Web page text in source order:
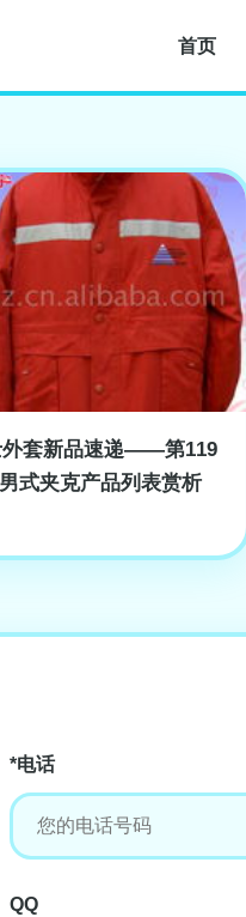
首页
外套新品速递——第119
式夹克产品列表赏析
*电话
QQ